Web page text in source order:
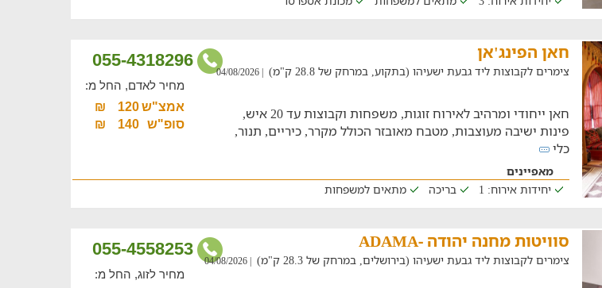
055-4318296 חאן הפינג'אן
צימרים לקבוצות ליד גבעת ישעיהו (בתקוע, במרחק של 28.8 ק"מ) | 04/08/2026
חאן ייחודי ומרהיב לאירוח זוגות, משפחות וקבוצות עד 20 איש,
פינות ישיבה מעוצבות, מטבח מאובזר הכולל מקרר, כיריים, תנור,
כלי
מחיר לאדם, החל מ:
אמצ"ש120
₪
סופ"ש
140
₪
מאפיינים
יחידות אירוח: 1
בריכה מתאים למשפחות
055-4558253 סוויטות מחנה יהודה -ADAMA
צימרים לקבוצות ליד גבעת ישעיהו (בירושלים, במרחק של 28.3 ק"מ) | 04/08/2026
מחיר לזוג, החל מ: